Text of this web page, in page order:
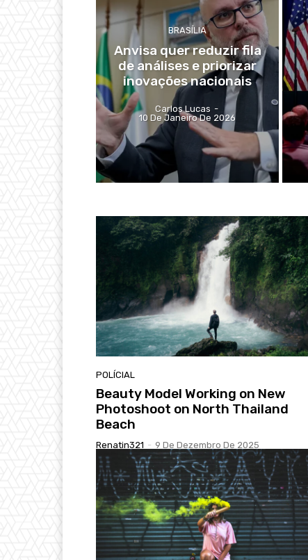
BRASÍLIA
Anvisa quer reduzir fila
de análises e priorizar
inovações nacionais
Carlos Lucas -
10 De Janeiro De 2026
POLÍCIAL
Beauty Model Working on New
Photoshoot on North Thailand
Beach
Renatin321 - 9 De Dezembro De 2025